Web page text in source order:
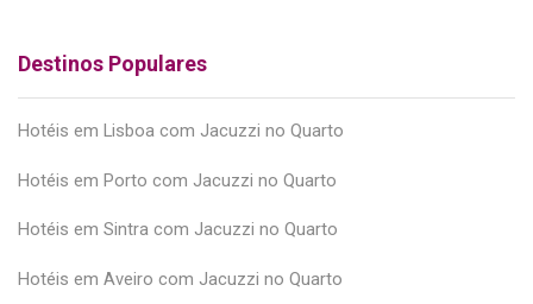
Destinos Populares
Hotéis em Lisboa com Jacuzzi no Quarto
Hotéis em Porto com Jacuzzi no Quarto
Hotéis em Sintra com Jacuzzi no Quarto
Hotéis em Aveiro com Jacuzzi no Quarto